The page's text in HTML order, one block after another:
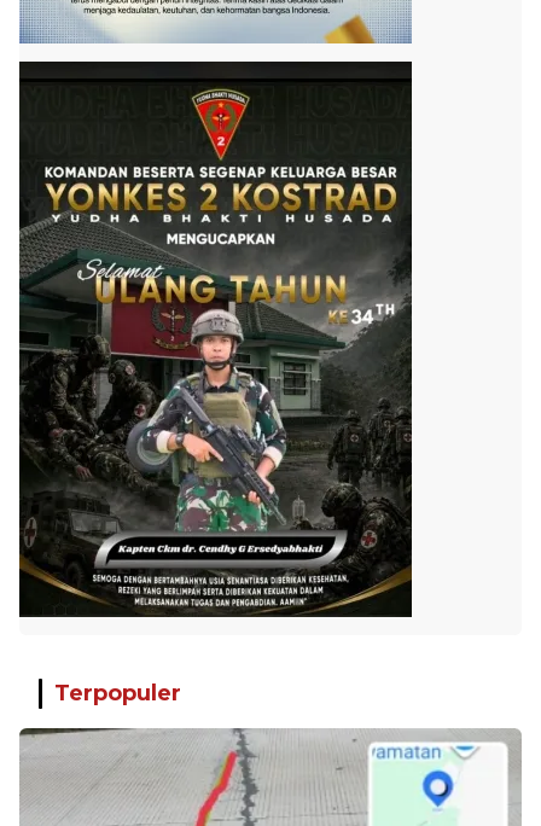
Terpopuler